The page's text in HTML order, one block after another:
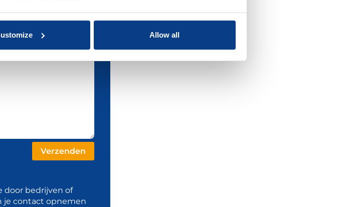
Allow all
door bedrijven of
je contact opnemen